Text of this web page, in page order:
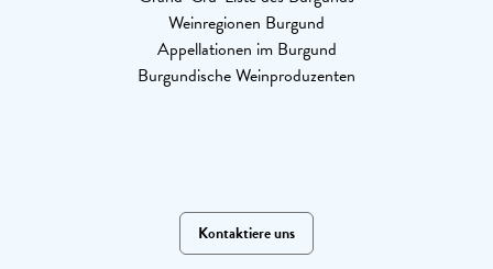
Weinregionen Burgund
Appellationen im Burgund
Burgundische Weinproduzenten
Kontaktiere uns